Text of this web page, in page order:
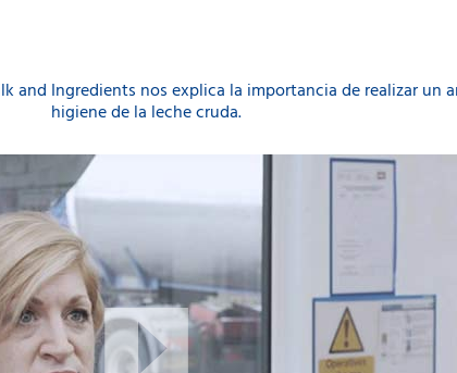
and Ingredients nos explica la importancia de realizar un
higiene de la leche cruda.